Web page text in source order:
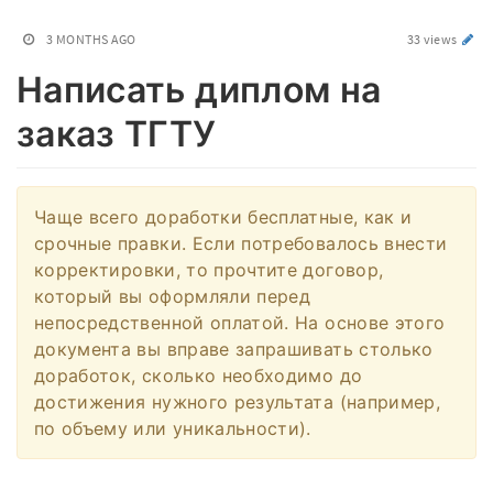
3 MONTHS AGO 33 views
Написать диплом на
заказ ТГТУ
Чаще всего доработки бесплатные, как и
срочные правки. Если потребовалось внести
корректировки, то прочтите договор,
который вы оформляли перед
непосредственной оплатой. На основе этого
документа вы вправе запрашивать столько
доработок, сколько необходимо до
достижения нужного результата (например,
по объему или уникальности).